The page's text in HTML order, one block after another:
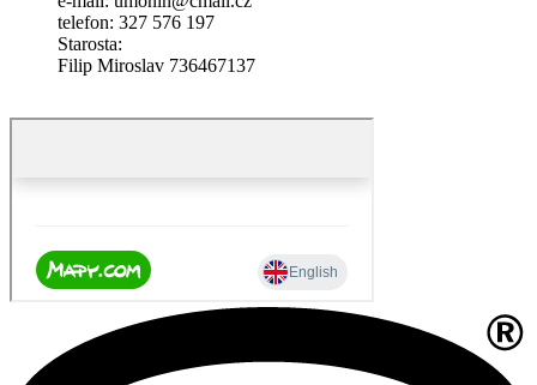
telefon: 327 576 197
Starosta:
Filip Miroslav 736467137